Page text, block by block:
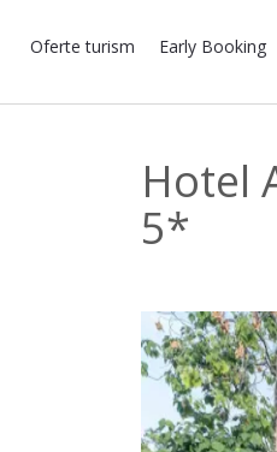
Oferte turism Early Booking
Hotel
5*